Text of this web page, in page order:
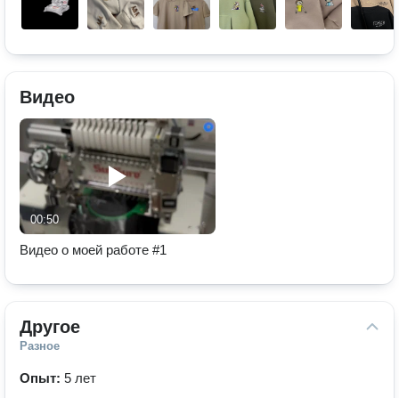
Видео
00:50
Видео о моей работе #1
Другое
Разное
Опыт: 5 лет